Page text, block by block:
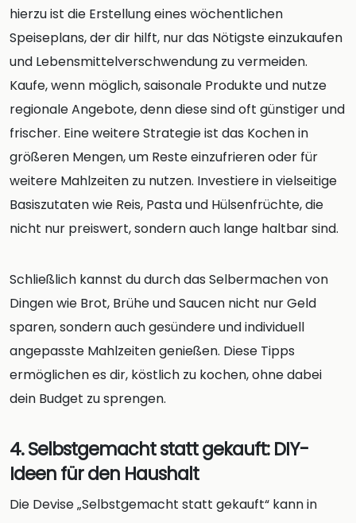
hierzu ist die Erstellung eines wöchentlichen
Speiseplans, der dir hilft, nur das Nötigste einzukaufen
und Lebensmittelverschwendung zu vermeiden.
Kaufe, wenn möglich, saisonale Produkte und nutze
regionale Angebote, denn diese sind oft günstiger und
frischer. Eine weitere Strategie ist das Kochen in
größeren Mengen, um Reste einzufrieren oder für
weitere Mahlzeiten zu nutzen. Investiere in vielseitige
Basiszutaten wie Reis, Pasta und Hülsenfrüchte, die
nicht nur preiswert, sondern auch lange haltbar sind.
Schließlich kannst du durch das Selbermachen von
Dingen wie Brot, Brühe und Saucen nicht nur Geld
sparen, sondern auch gesündere und individuell
angepasste Mahlzeiten genießen. Diese Tipps
ermöglichen es dir, köstlich zu kochen, ohne dabei
dein Budget zu sprengen.
4. Selbstgemacht statt gekauft: DIY-
Ideen für den Haushalt
Die Devise „Selbstgemacht statt gekauft“ kann in